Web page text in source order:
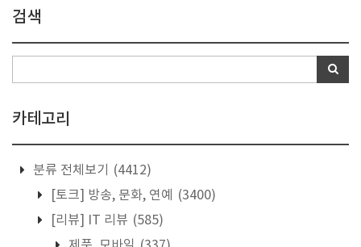
검색
카테고리
분류 전체보기
(4412)
[토크] 방송, 문화, 연예
(3400)
[리뷰] IT 리뷰 (585)